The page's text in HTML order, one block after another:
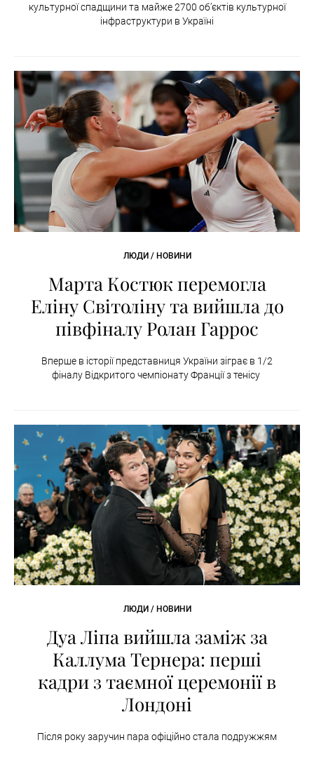
культурної спадщини та майже 2700 об’єктів культурної
інфраструктури в Україні
ЛЮДИ / НОВИНИ
Марта Костюк перемогла
Еліну Світоліну та вийшла до
півфіналу Ролан Гаррос
Вперше в історії представниця України зіграє в 1/2
фіналу Відкритого чемпіонату Франції з тенісу
ЛЮДИ / НОВИНИ
Дуа Ліпа вийшла заміж за
Каллума Тернера: перші
кадри з таємної церемонії в
Лондоні
Після року заручин пара офіційно стала подружжям